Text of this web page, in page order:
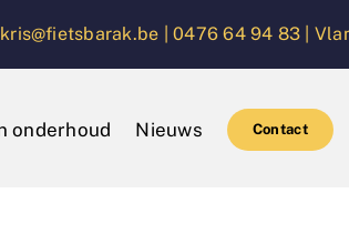
kris@fietsbarak.be |0476 64 94 83 |
onderhoud Nieuws Contact